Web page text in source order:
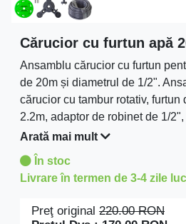
Cărucior cu furtun apă
Ansamblu cărucior cu furtun
de 20m și diametrul de 1/2".
cărucior cu tambur rotativ, furtun
2.2m, adaptor de robinet de 1/
o duză pentru stropit, reglabilă.
Arată mai mult
În stoc
Livrare în termen de 3-4 zile
Preţ original 220.00RON